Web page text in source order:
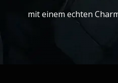
mit einem echten